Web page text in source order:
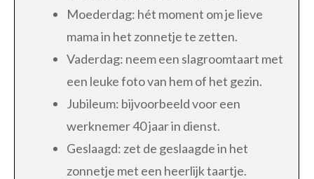
Moederdag: hét moment om je lieve
mama in het zonnetje te zetten.
Vaderdag: neem een slagroomtaart met
een leuke foto van hem of het gezin.
Jubileum: bijvoorbeeld voor een
werknemer 40 jaar in dienst.
Geslaagd: zet de geslaagde in het
zonnetje met een heerlijk taartje.